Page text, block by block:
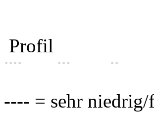
Profil
- - - - - - - - -
---- = sehr